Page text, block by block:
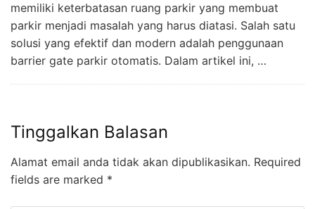
memiliki keterbatasan ruang parkir yang membuat
parkir menjadi masalah yang harus diatasi. Salah satu
solusi yang efektif dan modern adalah penggunaan
barrier gate parkir otomatis. Dalam artikel ini, …
Tinggalkan Balasan
Alamat email anda tidak akan dipublikasikan. Required
fields are marked *